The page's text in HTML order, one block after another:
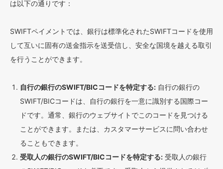
は以下の通りです：
SWIFTペイメントでは、銀行は標準化されたSWIFTコードを使用
して互いに固有の送金指示を送受信し、安全な国境を越える取引
を行うことができます。
自行の銀行のSWIFT/BICコードを特定する: 自行の銀行の
SWIFT/BICコードは、自行の銀行を一意に識別する国際コー
ドです。通常、銀行のウェブサイトでこのコードを見つける
ことができます。または、カスタマーサービスに問い合わせ
ることもできます。
受取人の銀行のSWIFT/BICコードを特定する: 受取人の銀行